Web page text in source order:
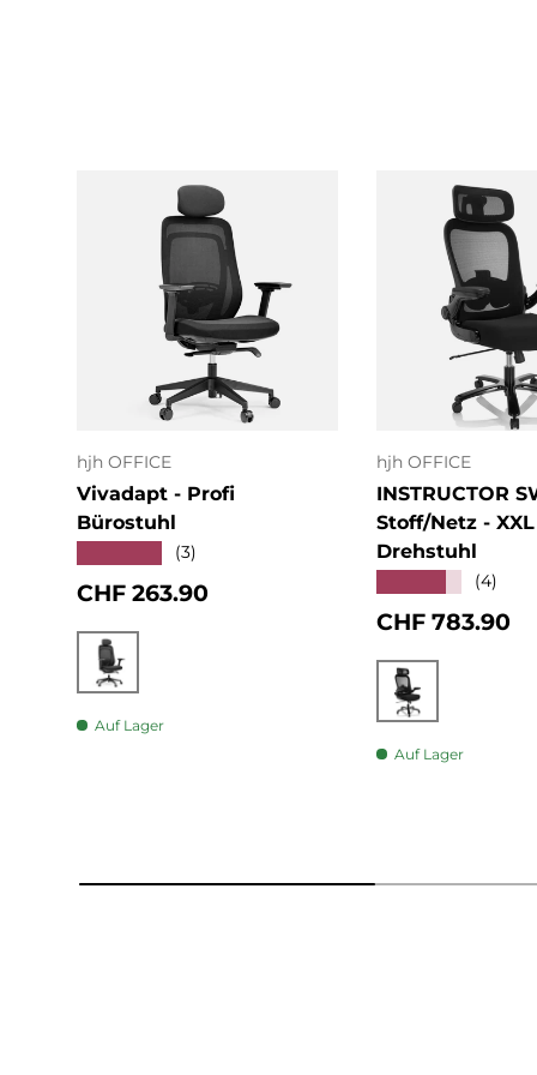
hjh OFFICE
Vivadapt - Profi
Bürostuhl
(3)
Normaler Preis
CHF 263.90
Schwarz
Auf Lager
In den Warenkorb
hjh OFFICE
INSTRUCTOR
Stoff/Netz - XXL
Drehstuhl
(4)
Normaler
CHF 783.90
Schwarz
Auf Lager
In den